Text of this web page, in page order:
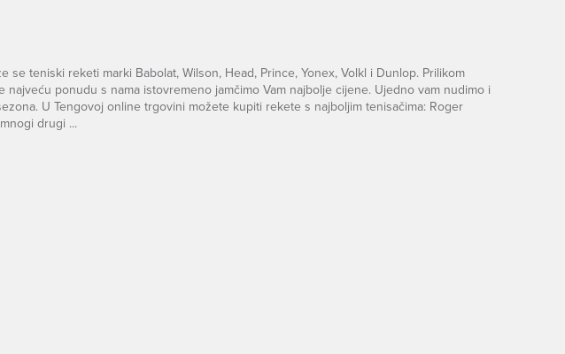
teniski reketi marki Babolat, Wilson, Head, Prince, Yonex, Volkl i Dunlop. Prilikom
ponudu s nama istovremeno jamčimo Vam najbolje cijene. Ujedno vam nudimo i
U Tengovoj online trgovini možete kupiti rekete s najboljim tenisačima: Roger
drugi ...